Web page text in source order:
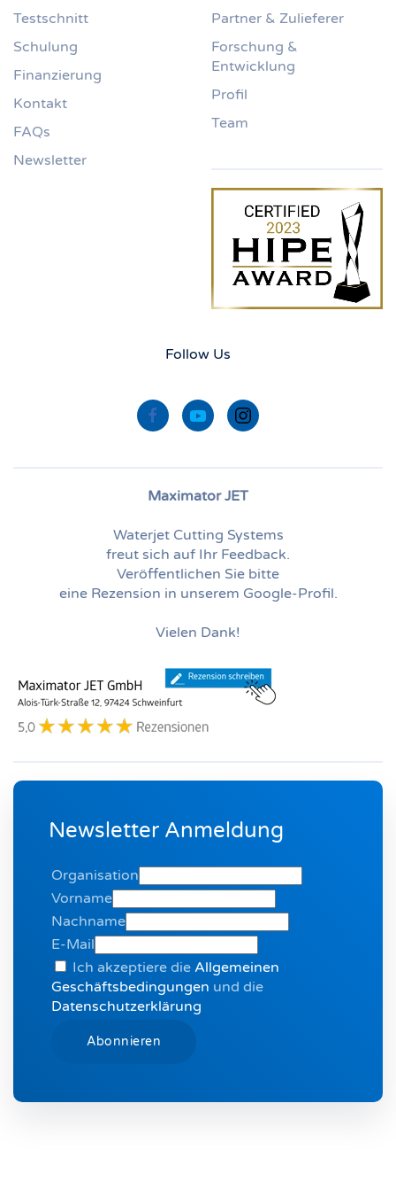
Testschnitt
Schulung
Finanzierung
Kontakt
FAQs
Newsletter
Partner & Zulieferer
Forschung &
Entwicklung
Profil
Team
Follow Us
Maximator JET
Waterjet Cutting Systems
freut sich auf Ihr Feedback.
Veröffentlichen Sie bitte
eine Rezension in unserem Google-Profil.
Vielen Dank!
Newsletter Anmeldung
Organisation
Vorname
Nachname
E-Mail
Ich akzeptiere die Allgemeinen
Geschäftsbedingungen und die
Datenschutzerklärung